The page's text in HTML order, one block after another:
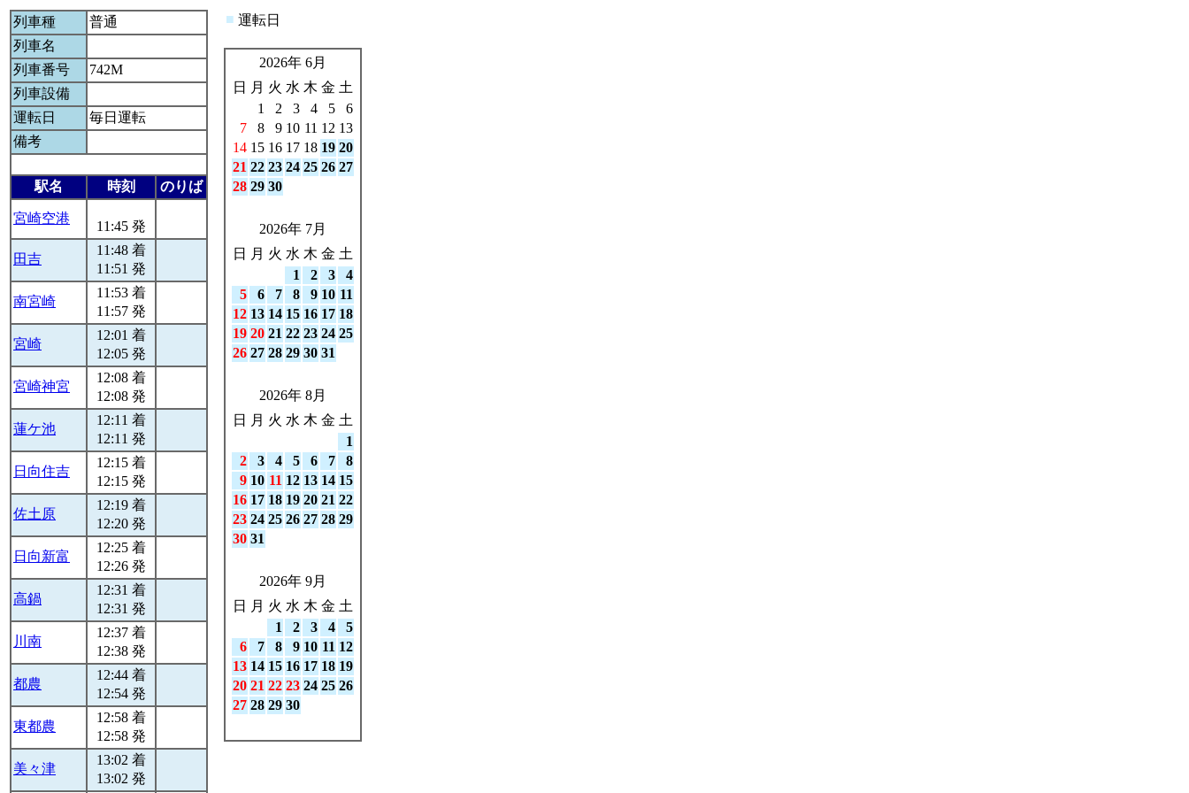
列車種
普通
列車名
列車番号
742M
列車設備
運転日
毎日運転
備考
駅名 時刻 のりば
宮崎空港
11:45 発
田吉
11:48 着
11:51 発
南宮崎
11:53 着
11:57 発
宮崎
12:01 着
12:05 発
宮崎神宮
12:08 着
12:08 発
蓮ケ池
12:11 着
12:11 発
日向住吉
12:15 着
12:15 発
佐土原
12:19 着
12:20 発
日向新富
12:25 着
12:26 発
高鍋
12:31 着
12:31 発
川南
12:37 着
12:38 発
都農
12:44 着
12:54 発
東都農
12:58 着
12:58 発
美々津
13:02 着
13:02 発
■ 運転日
2026年 6月
日
月 火 水 木 金 土
1
2 3 4 5
6
7
8 9 10 11 12 13
14 15 16 17 18 19 20
21 22 23 24 25 26 27
28 29 30
2026年 7月
日
月 火 水 木 金 土
1
2 3
4
5
6 7 8 9 10 11
12 13 14 15 16 17 18
19 20 21 22 23 24 25
26 27 28 29 30 31
2026年 8月
日
月 火 水 木 金 土
1
2
3 4 5 6 7
8
9 10 11 12 13 14 15
16 17 18 19 20 21 22
23 24 25 26 27 28 29
30 31
2026年 9月
日
月 火 水 木 金 土
1
2 3 4
5
6
7 8 9 10 11 12
13 14 15 16 17 18 19
20 21 22 23 24 25 26
27 28 29 30